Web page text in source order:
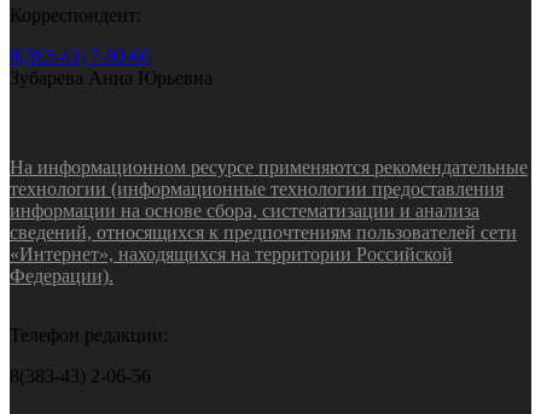
Корреспондент:
8(383-43) 7-90-60
Зубарева Анна Юрьевна
На информационном ресурсе применяются рекомендательные
технологии (информационные технологии предоставления
информации на основе сбора, систематизации и анализа
сведений, относящихся к предпочтениям пользователей сети
«Интернет», находящихся на территории Российской
Федерации).
Телефон редакции:
8(383-43) 2-06-56